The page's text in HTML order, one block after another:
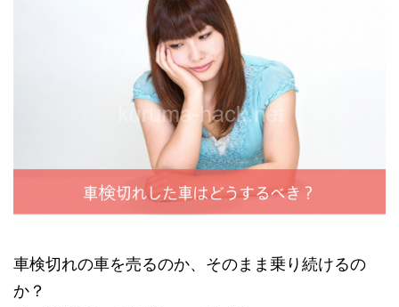
車検切れの車を売るのか、そのまま乗り続けるの
か？